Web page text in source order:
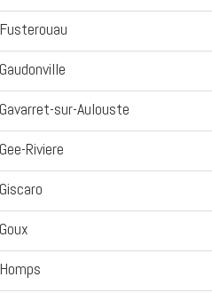
sur-Aulouste
Riviere